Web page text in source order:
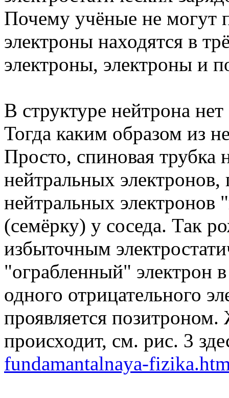
Почему учёные не могут
электроны находятся в
электроны, электроны и
В структуре нейтрона
Тогда каким образом из
Просто, спиновая трубка
нейтральных
нейтральных электронов
(семёрку) у соседа. Так
избыточным
"ограбленный" электрон
одного отрицательного
проявляется позитроном.
происходит, см. рис. 3
fundamantalnaya-